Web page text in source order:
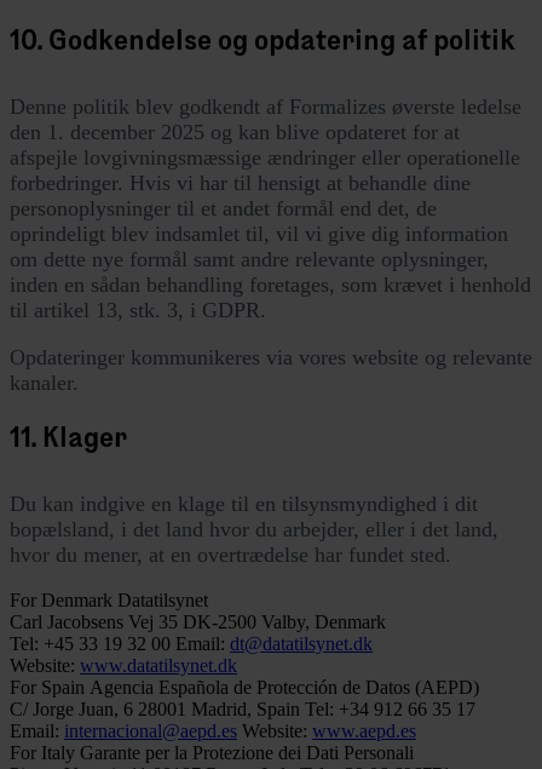
10. Godkendelse og opdatering af politik
Denne politik blev godkendt af Formalizes øverste ledelse
den 1. december 2025 og kan blive opdateret for at
afspejle lovgivningsmæssige ændringer eller operationelle
forbedringer. Hvis vi har til hensigt at behandle dine
personoplysninger til et andet formål end det, de
oprindeligt blev indsamlet til, vil vi give dig information
om dette nye formål samt andre relevante oplysninger,
inden en sådan behandling foretages, som krævet i henhold
til artikel 13, stk. 3, i GDPR.
Opdateringer kommunikeres via vores website og relevante
kanaler.
11. Klager
Du kan indgive en klage til en tilsynsmyndighed i dit
bopælsland, i det land hvor du arbejder, eller i det land,
hvor du mener, at en overtrædelse har fundet sted.
For Denmark Datatilsynet
Carl Jacobsens Vej 35 DK-2500 Valby, Denmark
Tel: +45 33 19 32 00 Email: dt@datatilsynet.dk
Website: www.datatilsynet.dk
For Spain Agencia Española de Protección de Datos (AEPD)
C/ Jorge Juan, 6 28001 Madrid, Spain Tel: +34 912 66 35 17
Email: internacional@aepd.es Website: www.aepd.es
For Italy Garante per la Protezione dei Dati Personali